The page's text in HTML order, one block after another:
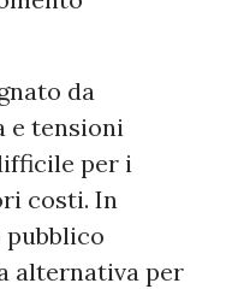
da
e tensioni
per i
costi. In
pubblico
alternativa per